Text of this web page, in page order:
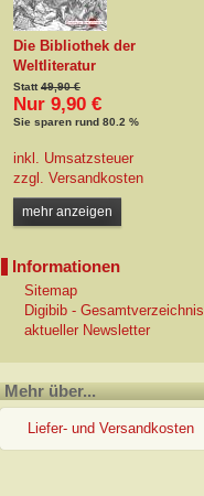
Die Bibliothek der
Weltliteratur
Statt49,90 €
Nur 9,90 €
Sie sparen rund 80.2 %
inkl. Umsatzsteuer
zzgl. Versandkosten
mehr anzeigen
Informationen
Sitemap
Digibib - Gesamtverzeichnis
aktueller Newsletter
Mehr über...
Liefer- und Versandkosten